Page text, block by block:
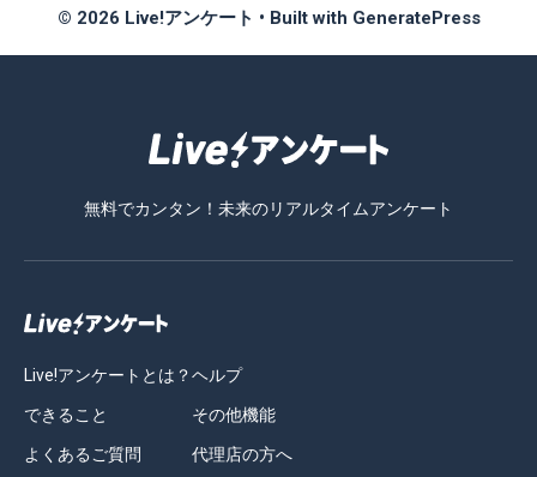
© 2026 Live!アンケート • Built with GeneratePress
無料でカンタン！未来のリアルタイムアンケート
Live!アンケートとは？
できること
よくあるご質問
ヘルプ
その他機能
代理店の方へ